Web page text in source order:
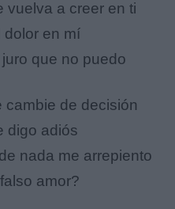
vuelva a creer en ti
dolor en mí
que no puedo
cambie de decisión
digo adiós
nada me arrepiento
amor?